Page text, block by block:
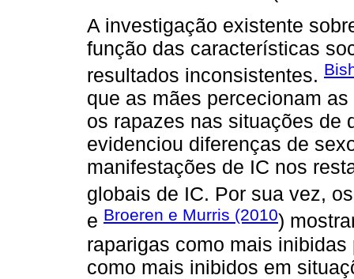
A investigação existente
função das características
resultados inconsistentes.
que as mães percecionam
os rapazes nas situações de
evidenciou diferenças de
manifestações de IC nos
globais de IC. Por sua vez,
e Broeren e Murris (2010)
raparigas como mais
como mais inibidos em